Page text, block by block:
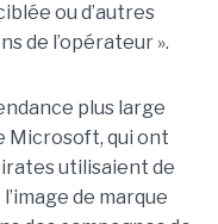
ou d’autres
de l’opérateur ».
plus large
Microsoft, qui ont
utilisaient de
de marque